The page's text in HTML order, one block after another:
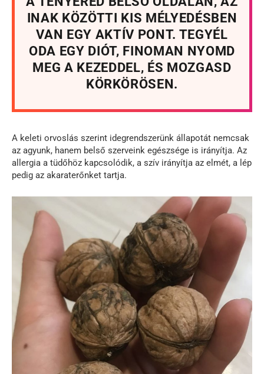
INAK KÖZÖTTI KIS MÉLYEDÉSBEN
VAN EGY AKTÍV PONT. TEGYÉL
ODA EGY DIÓT, FINOMAN NYOMD
MEG A KEZEDDEL, ÉS MOZGASD
KÖRKÖRÖSEN.
A keleti orvoslás szerint idegrendszerünk állapotát nemcsak
az agyunk, hanem belső szerveink egészsége is irányítja. Az
allergia a tüdőhöz kapcsolódik, a szív irányítja az elmét, a lép
pedig az akaraterőnket tartja.